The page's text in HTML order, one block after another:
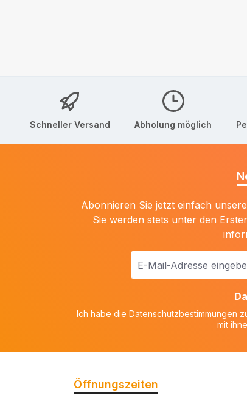
Schneller Versand Abholung möglich
Abonnieren Sie jetzt einfach
Sie werden stets unter den
E-
Ich habe die Datenschutzbestimmungen
mit
Öffnungszeiten